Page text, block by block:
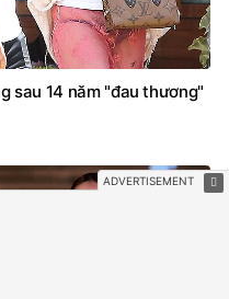
sau 14 năm "đau thương"